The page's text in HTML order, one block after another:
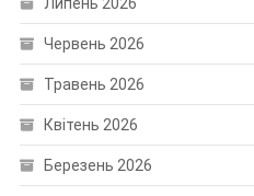
Липень 2026
Червень 2026
Травень 2026
Квітень 2026
Березень 2026